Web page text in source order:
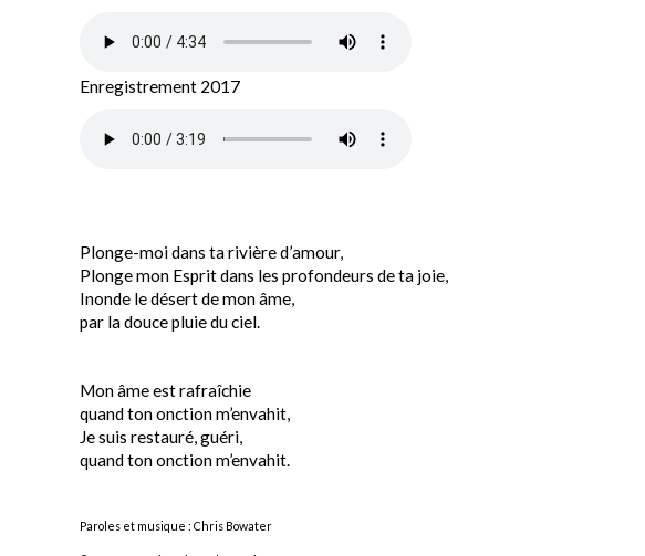
Enregistrement 2017
Plonge-moi dans ta rivière d’amour,
Plonge mon Esprit dans les profondeurs de ta joie,
Inonde le désert de mon âme,
par la douce pluie du ciel.
Mon âme est rafraîchie
quand ton onction m’envahit,
Je suis restauré, guéri,
quand ton onction m’envahit.
Paroles et musique : Chris Bowater